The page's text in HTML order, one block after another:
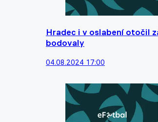
Hradec i v oslabení otočil
bodovaly
04.08.2024 17:00